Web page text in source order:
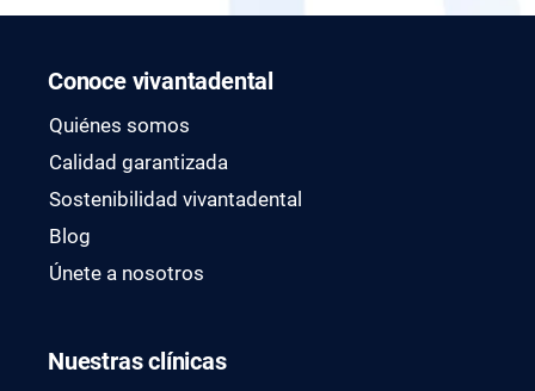
Conoce vivantadental
Quiénes somos
Calidad garantizada
Sostenibilidad vivantadental
Blog
Únete a nosotros
Nuestras clínicas